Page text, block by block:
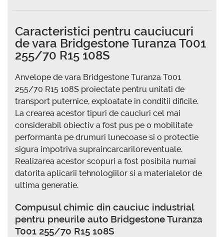
Caracteristici pentru cauciucuri
de vara Bridgestone Turanza T001
255/70 R15 108S
Anvelope de vara Bridgestone Turanza T001
255/70 R15 108S proiectate pentru unitati de
transport puternice, exploatate in conditii dificile.
La crearea acestor tipuri de cauciuri cel mai
considerabil obiectiv a fost pus pe o mobilitate
performanta pe drumuri lunecoase si o protectie
sigura impotriva supraincarcariloreventuale.
Realizarea acestor scopuri a fost posibila numai
datorita aplicarii tehnologiilor si a materialelor de
ultima generatie.
Compusul chimic din cauciuc industrial
pentru pneurile auto Bridgestone Turanza
T001 255/70 R15 108S